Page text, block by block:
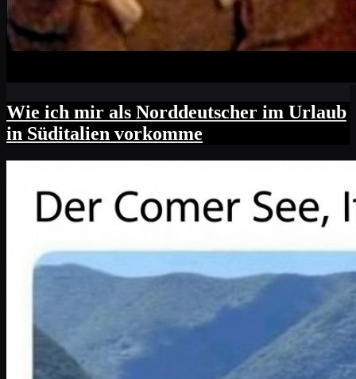
Wie ich mir als Norddeutscher im Urlaub
in Süditalien vorkomme